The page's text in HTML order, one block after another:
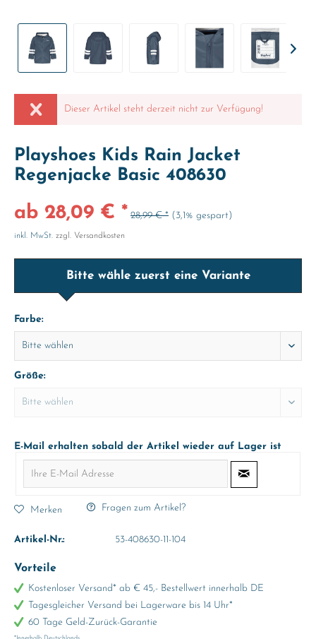
Dieser Artikel steht derzeit nicht zur Verfügung!
Playshoes Kids Rain Jacket
Regenjacke Basic 408630
ab 28,09 € * 28,99 € * (3,1% gespart)
inkl. MwSt. zzgl. Versandkosten
Bitte wähle zuerst eine Variante
Farbe:
Größe:
E-Mail erhalten sobald der Artikel wieder auf Lager ist
Merken Fragen zum Artikel?
Artikel-Nr.: 53-408630-11-104
Vorteile
Kostenloser Versand* ab € 45,- Bestellwert innerhalb DE
Tagesgleicher Versand bei Lagerware bis 14 Uhr*
60 Tage Geld-Zurück-Garantie